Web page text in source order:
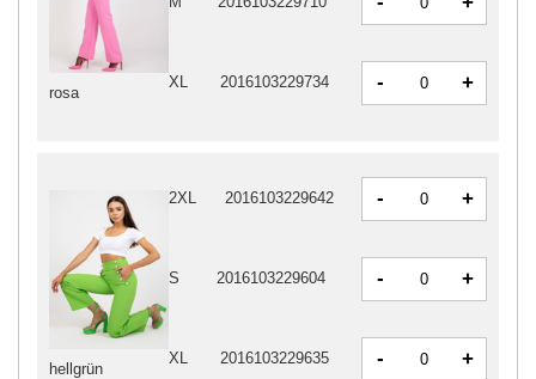
rosa
XL 2016103229734 - +
hellgrün
2XL 2016103229642 - +
S 2016103229604 - +
XL 2016103229635 - +